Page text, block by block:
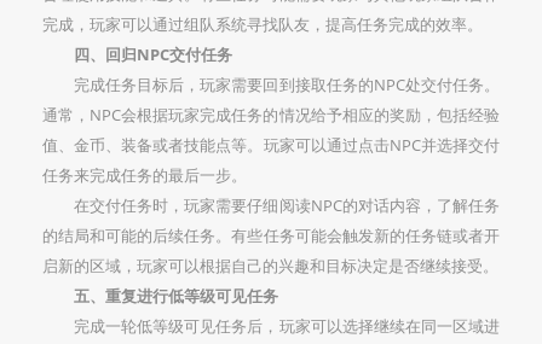
完成，玩家可以通过组队系统寻找队友，提高任务完成的效率。
四、回归NPC交付任务
完成任务目标后，玩家需要回到接取任务的NPC处交付任务。
通常，NPC会根据玩家完成任务的情况给予相应的奖励，包括经验
值、金币、装备或者技能点等。玩家可以通过点击NPC并选择交付
任务来完成任务的最后一步。
在交付任务时，玩家需要仔细阅读NPC的对话内容，了解任务
的结局和可能的后续任务。有些任务可能会触发新的任务链或者开
启新的区域，玩家可以根据自己的兴趣和目标决定是否继续接受。
五、重复进行低等级可见任务
完成一轮低等级可见任务后，玩家可以选择继续在同一区域进